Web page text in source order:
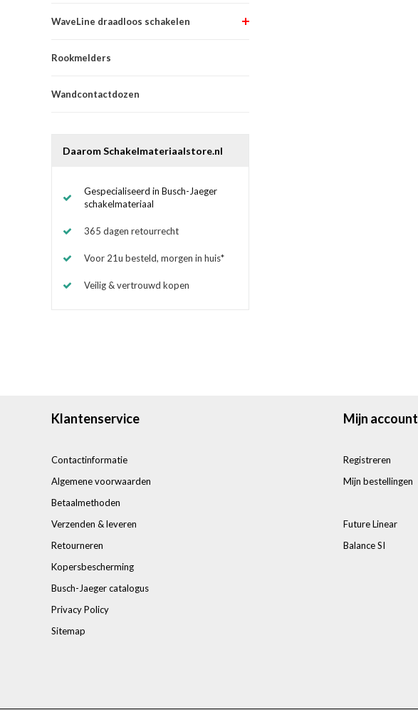
WaveLine draadloos schakelen
Rookmelders
Wandcontactdozen
Daarom Schakelmateriaalstore.nl
Gespecialiseerd in Busch-Jaeger
schakelmateriaal
365 dagen retourrecht
Voor 21u besteld, morgen in huis*
Veilig & vertrouwd kopen
Klantenservice
Contactinformatie
Algemene voorwaarden
Betaalmethoden
Verzenden & leveren
Retourneren
Kopersbescherming
Busch-Jaeger catalogus
Privacy Policy
Sitemap
Mijn account
Registreren
Mijn bestellingen
Future Linear
Balance SI